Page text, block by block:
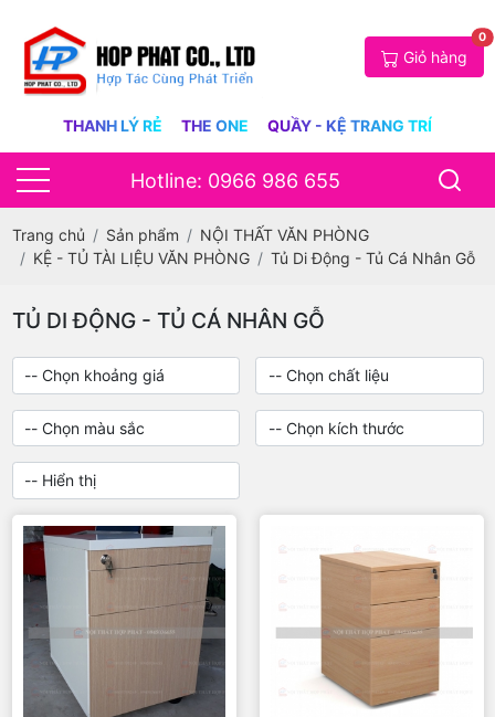
Giỏ hàng
0
THANH LÝ RẺ THE ONE QUẦY - KỆ TRANG TRÍ
Hotline: 0966 986 655
Trang chủ Sản phẩm
NỘI THẤT VĂN PHÒNG
KỆ - TỦ TÀI LIỆU VĂN PHÒNG
Tủ Di Động - Tủ Cá Nhân Gỗ
TỦ DI ĐỘNG - TỦ CÁ NHÂN GỖ